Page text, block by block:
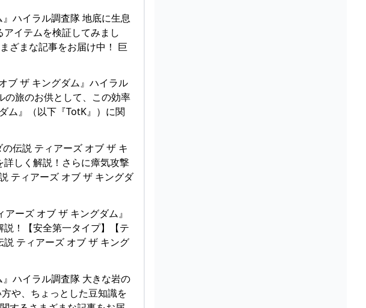
ハイラル調査隊 地底に生息
イテムを検証してみまし
ざまな記事をお届け中！ 巨
ブ ザ キングダム』ハイラル
の旅のお供として、この効率
ム』（以下『TotK』）に関
伝説 ティアーズ オブ ザ キ
しく解説！さらに瘴気攻撃
ティアーズ オブ ザ キングダ
ーズ オブ ザ キングダム』
！【安全第一タイプ】【テ
ティアーズ オブ ザ キング
ハイラル調査隊 大きな岩の
や、ちょっとした豆知識を